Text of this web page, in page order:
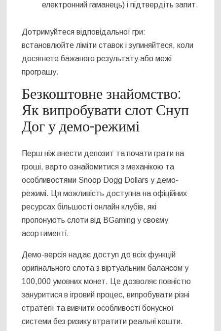
електронний гаманець) і підтвердіть запит.
Дотримуйтеся відповідальної гри:
встановлюйте ліміти ставок і зупиняйтеся, коли
досягнете бажаного результату або межі
програшу.
Безкоштовне знайомство:
Як випробувати слот Снуп
Дог у демо-режимі
Перш ніж внести депозит та почати грати на
гроші, варто ознайомитися з механікою та
особливостями Snoop Dogg Dollars у демо-
режимі. Ця можливість доступна на офіційних
ресурсах більшості онлайн клубів, які
пропонують слоти від BGaming у своєму
асортименті.
Демо-версія надає доступ до всіх функцій
оригінального слота з віртуальним балансом у
100,000 умовних монет. Це дозволяє повністю
зануритися в ігровий процес, випробувати різні
стратегії та вивчити особливості бонусної
системи без ризику втратити реальні кошти.